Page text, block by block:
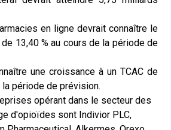
en ligne devrait connaître le
13,40 % au cours de la période de
une croissance à un TCAC de
la période de prévision.
opérant dans le secteur des
d'opioïdes sont Indivior PLC,